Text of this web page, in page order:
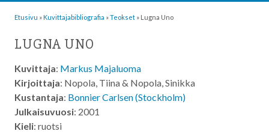
Etusivu »Kuvittaja­bibliografia »Teokset » Lugna Uno
LUGNA UNO
Kuvittaja: Markus Majaluoma
Kirjoittaja: Nopola, Tiina & Nopola, Sinikka
Kustantaja: Bonnier Carlsen (Stockholm)
Julkaisuvuosi: 2001
Kieli: ruotsi